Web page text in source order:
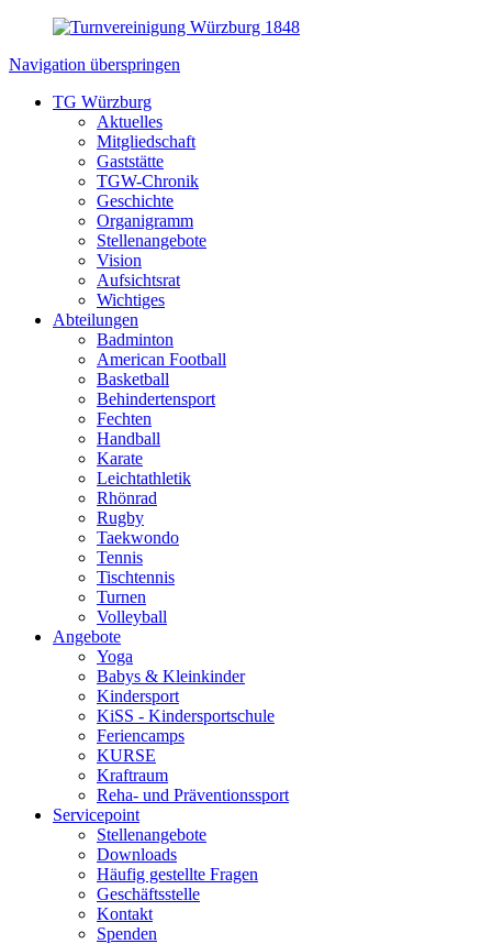
Navigation überspringen
TG Würzburg
Aktuelles
Mitgliedschaft
Gaststätte
TGW-Chronik
Geschichte
Organigramm
Stellenangebote
Vision
Aufsichtsrat
Wichtiges
Abteilungen
Badminton
American Football
Basketball
Behindertensport
Fechten
Handball
Karate
Leichtathletik
Rhönrad
Rugby
Taekwondo
Tennis
Tischtennis
Turnen
Volleyball
Angebote
Yoga
Babys & Kleinkinder
Kindersport
KiSS - Kindersportschule
Feriencamps
KURSE
Kraftraum
Reha- und Präventionssport
Servicepoint
Stellenangebote
Downloads
Häufig gestellte Fragen
Geschäftsstelle
Kontakt
Spenden